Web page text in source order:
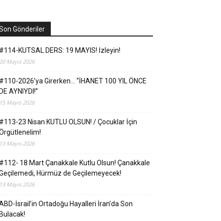
Gönderiler
KUTSAL DERS: 19 MAYIS! İzleyin!
Mayıs 2026
2026’ya Girerken… “İHANET 100 YIL ÖNCE
AYNIYDI!”
Mayıs 2026
23 Nisan KUTLU OLSUN! / Çocuklar İçin
Mayıs 2026
18 Mart Çanakkale Kutlu Olsun! Çanakkale
Hürmüz de Geçilemeyecek!
Mayıs 2026
İsrail’in Ortadoğu Hayalleri İran’da Son